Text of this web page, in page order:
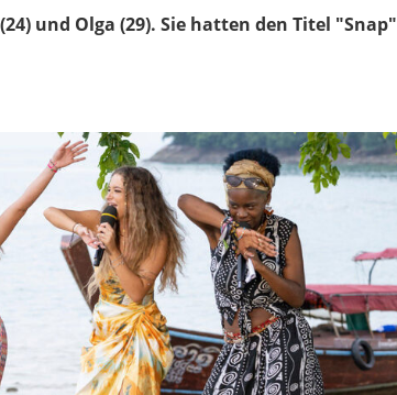
und Olga (29). Sie hatten den Titel "Snap"